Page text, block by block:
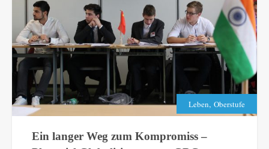
Leben, Oberstufe
Ein langer Weg zum Kompromiss –